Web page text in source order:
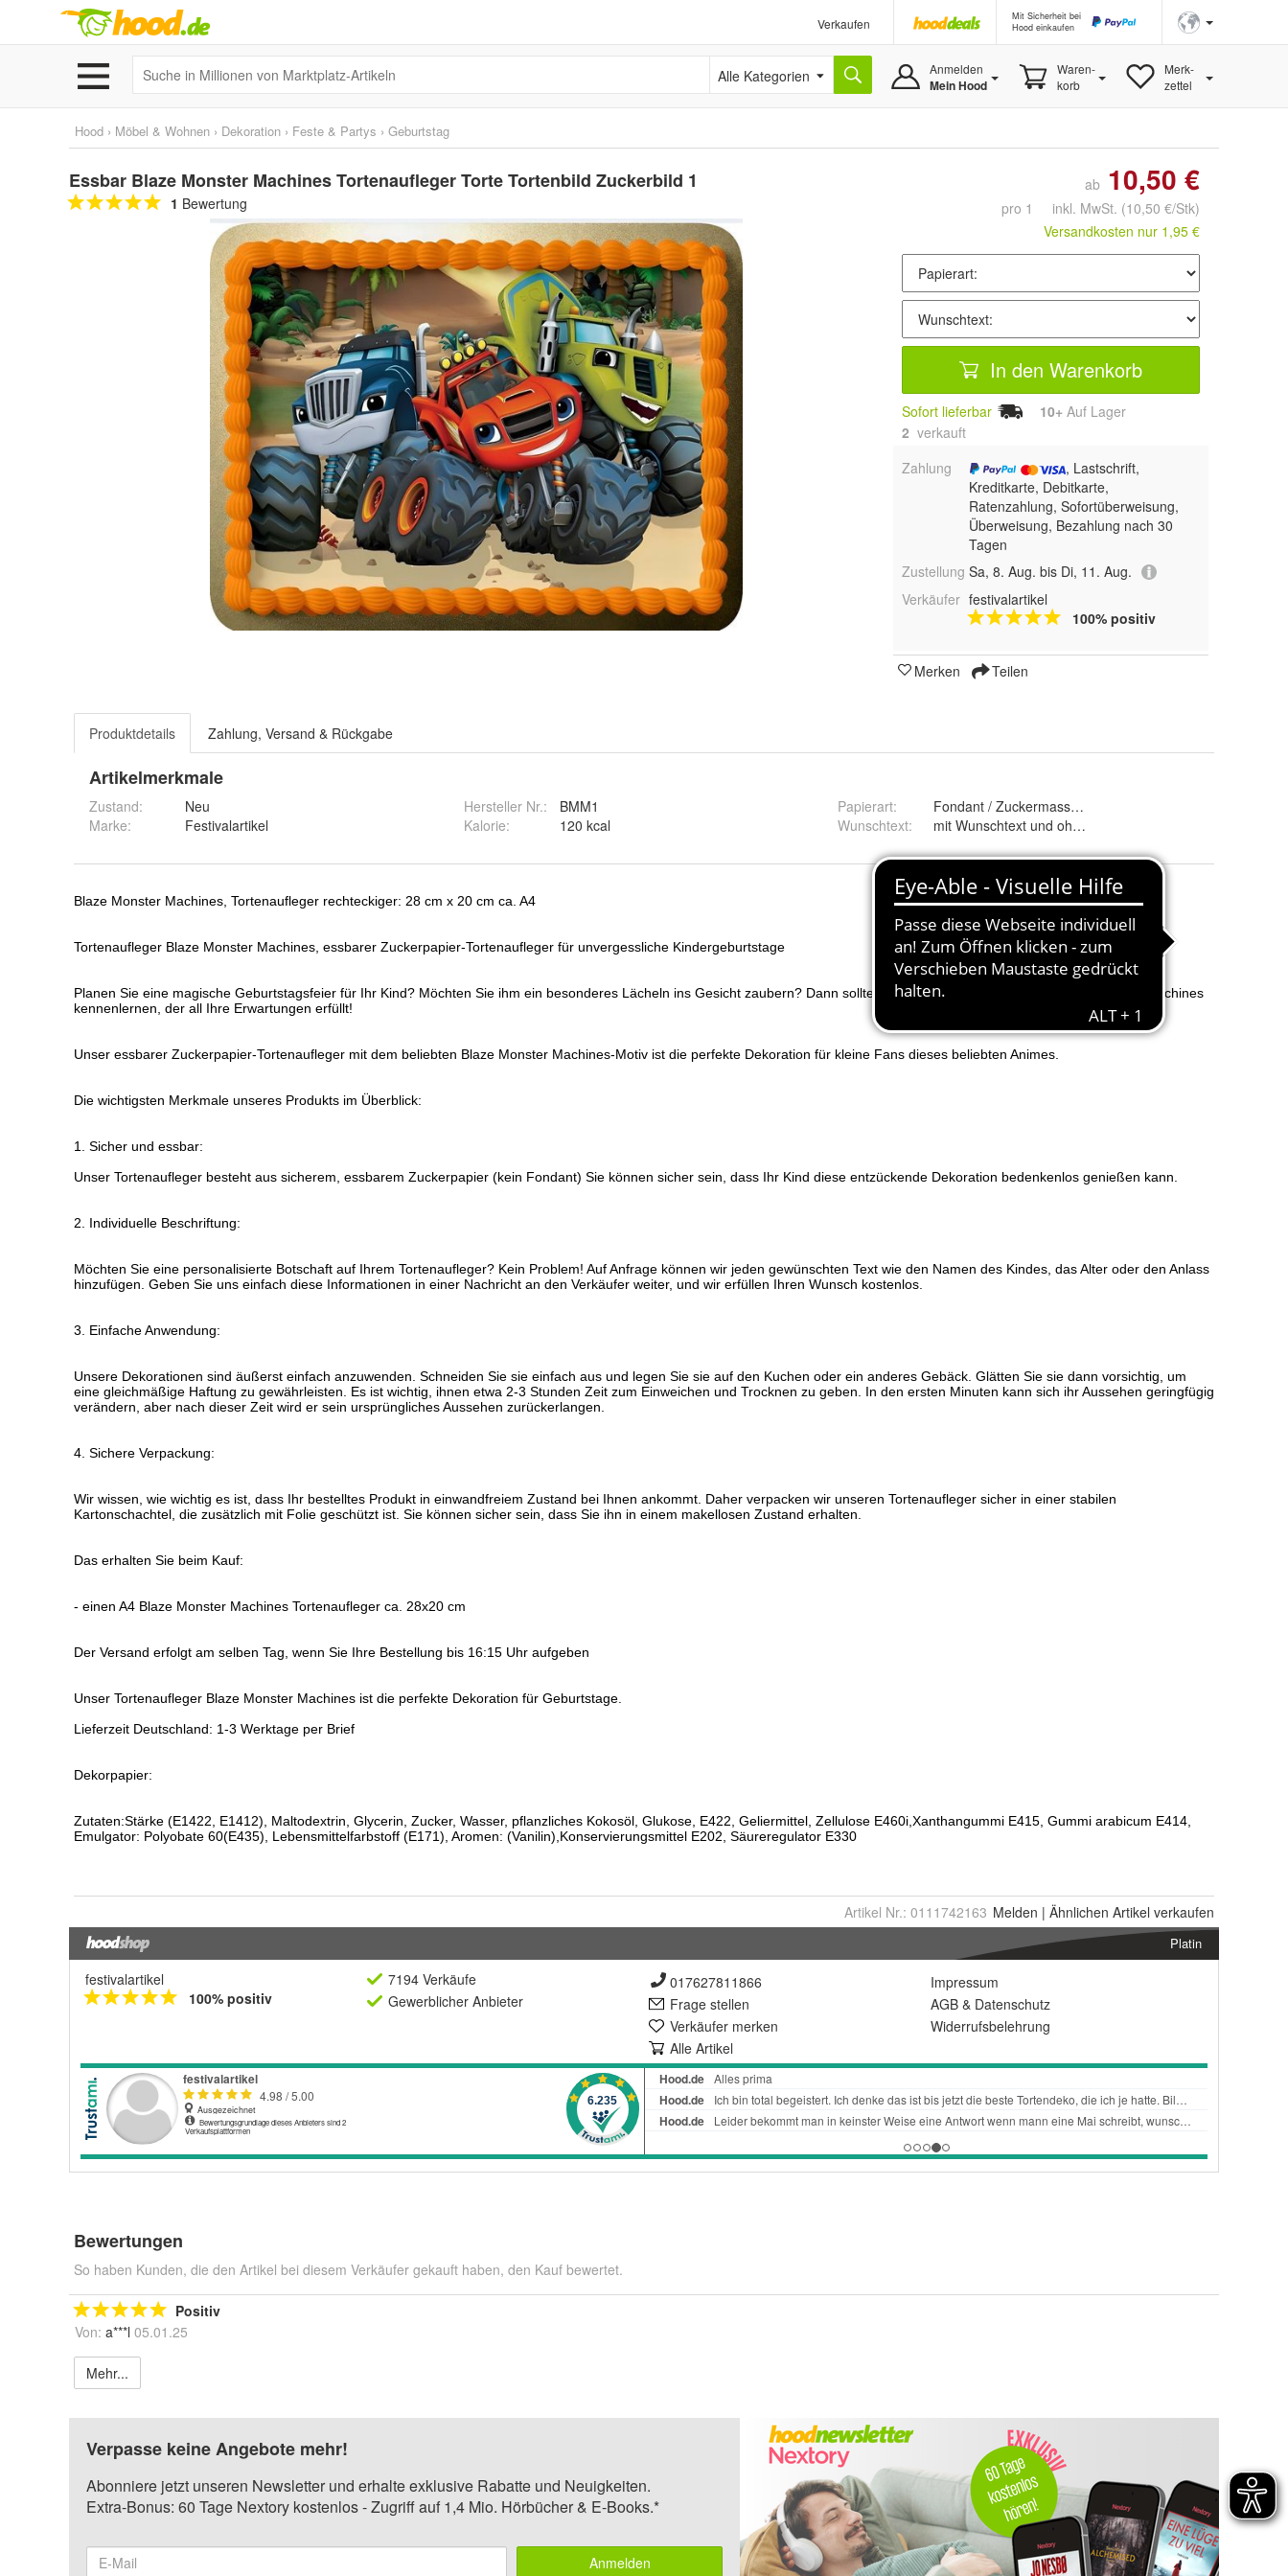
Verkaufen
Mit Sicherheit bei
Hood einkaufen
Alle Kategorien Anmelden
Mein Hood
Waren-
korb
Merk-
zettel
Hood › Möbel & Wohnen › Dekoration › Feste & Partys › Geburtstag
Essbar Blaze Monster Machines Tortenaufleger Torte Tortenbild Zuckerbild 1
1 Bewertung
ab 10,50 €
pro 1 inkl. MwSt. (10,50 €/Stk)
Versandkosten nur 1,95 €
In den Warenkorb
Sofort lieferbar 10+ Auf Lager
2 verkauft
Zahlung
, Lastschrift,
Kreditkarte, Debitkarte,
Ratenzahlung, Sofortüberweisung,
Überweisung, Bezahlung nach 30
Tagen
Zustellung Sa, 8. Aug. bis Di, 11. Aug.
Verkäufer festivalartikel
100% positiv
Merken Teilen
Produktdetails Zahlung, Versand & Rückgabe
Artikelmerkmale
Zustand:
Neu
Marke:
Festivalartikel
Hersteller Nr.:
BMM1
Kalorie: 120 kcal
Papierart:
Wunschtext: mit Wunschtext und ohne Wunschtext
Artikel Nr.: 0111742163 Melden | Ähnlichen Artikel verkaufen
Platin
festivalartikel
100% positiv
7194 Verkäufe
Gewerblicher Anbieter
017627811866
Frage stellen
Verkäufer merken
Alle Artikel
Impressum
AGB & Datenschutz
Widerrufsbelehrung
Bewertungen
So haben Kunden, die den Artikel bei diesem Verkäufer gekauft haben, den Kauf bewertet.
Positiv
Von: a***l 05.01.25
Mehr...
Verpasse keine Angebote mehr!
Abonniere jetzt unseren Newsletter und erhalte exklusive Rabatte und Neuigkeiten.
Extra-Bonus: 60 Tage Nextory kostenlos - Zugriff auf 1,4 Mio. Hörbücher & E-Books.*
Anmelden